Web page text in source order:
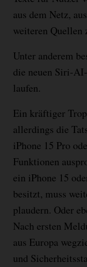
aus dem Netz,
weiteren Quellen
Unter anderem
die neuen Siri-
laufen.
Ein kräftiger
allerdings die
iPhone 15 Pro
Funktionen
ein iPhone 15
besitzt, muss
plaudern. Oder
Nach ersten
aus Europa
und